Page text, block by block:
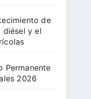
de
diésel y el
Permanente
2026